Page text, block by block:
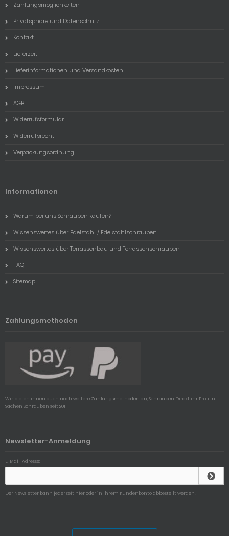
Zahlungsmöglichkeiten
Privatsphäre und Datenschutz
Kontakt
Lieferzeit
Lieferinformationen und Versandkosten
Impressum
AGB
Widerrufsformular
Widerrufsrecht
Verpackungsordnung
Informationen
Warum bei uns Schrauben kaufen?
Wissenswertes über Edelstahl / Edelstahlschrauben
Wissenswertes über Terrassenbau und Terrassenschrauben
FAQ
Sitemap
Zahlungsmethoden
Wir bieten ihnen auch noch weitere Zahlungsmethoden an, Schrauben Direkt ihr Profi in
Sachen Schrauben seit 2011
Newsletter-Anmeldung
E-Mail-Adresse:
Der Newsletter kann jederzeit hier oder in Ihrem Kundenkonto abbestellt werden.